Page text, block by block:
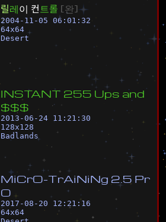
릴레이 컨 트롤 [완]
2004-11-05 06:01:32
64x64
Desert
INSTANT 255 Ups and
$$$
2013-06-24 11:21:30
128x128
Badlands
MiCrO-TrAiNiNg 2 5 Pr
O
2017-08-20 12:21:16
64x64